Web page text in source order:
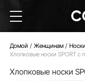
Домой Женщинам Носки
Хлопковые носки SPORT с
Хлопковые носки